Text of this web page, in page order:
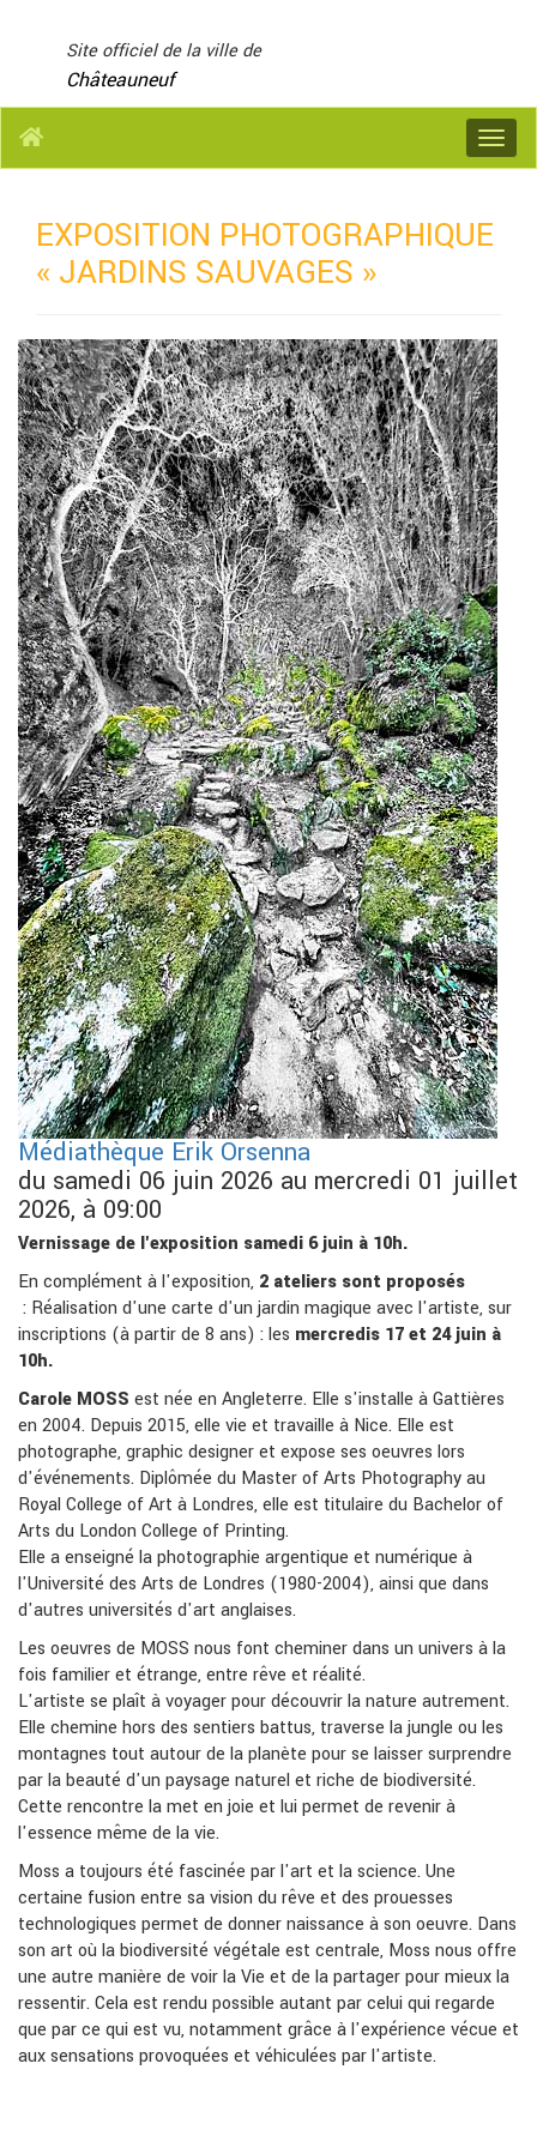
Site officiel de la ville de
Châteauneuf
Menu
EXPOSITION PHOTOGRAPHIQUE
« JARDINS SAUVAGES »
Médiathèque Erik Orsenna
du samedi 06 juin 2026 au mercredi 01 juillet
2026, à 09:00
Vernissage de l'exposition samedi 6 juin à 10h.
En complément à l'exposition, 2 ateliers sont proposés
: Réalisation d'une carte d'un jardin magique avec l'artiste, sur
inscriptions (à partir de 8 ans) : les mercredis 17 et 24 juin à
10h.
Carole MOSS est née en Angleterre. Elle s'installe à Gattières
en 2004. Depuis 2015, elle vie et travaille à Nice. Elle est
photographe, graphic designer et expose ses oeuvres lors
d'événements. Diplômée du Master of Arts Photography au
Royal College of Art à Londres, elle est titulaire du Bachelor of
Arts du London College of Printing.
Elle a enseigné la photographie argentique et numérique à
l'Université des Arts de Londres (1980-2004), ainsi que dans
d'autres universités d'art anglaises.
Les oeuvres de MOSS nous font cheminer dans un univers à la
fois familier et étrange, entre rêve et réalité.
L'artiste se plaît à voyager pour découvrir la nature autrement.
Elle chemine hors des sentiers battus, traverse la jungle ou les
montagnes tout autour de la planète pour se laisser surprendre
par la beauté d'un paysage naturel et riche de biodiversité.
Cette rencontre la met en joie et lui permet de revenir à
l'essence même de la vie.
Moss a toujours été fascinée par l'art et la science. Une
certaine fusion entre sa vision du rêve et des prouesses
technologiques permet de donner naissance à son oeuvre. Dans
son art où la biodiversité végétale est centrale, Moss nous offre
une autre manière de voir la Vie et de la partager pour mieux la
ressentir. Cela est rendu possible autant par celui qui regarde
que par ce qui est vu, notamment grâce à l'expérience vécue et
aux sensations provoquées et véhiculées par l'artiste.